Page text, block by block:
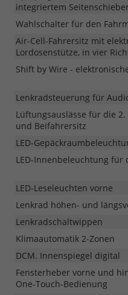
integriertem
Wahlschalter für den
Air-Cell-Fahrersitz mit
Lordosenstütze, in vier
Shift by Wire -
Lenkradsteuerung für
Lüftungsauslässe für die
und Beifahrersitz
LED-
LED-Innenbeleuchtung für
LED-Leseleuchten vorne
Lenkrad höhen- und
Lenkradschaltwippen
Klimaautomatik 2-Zonen
DCM. Innenspiegel digital
Fensterheber vorne und
One-Touch-Bedienung